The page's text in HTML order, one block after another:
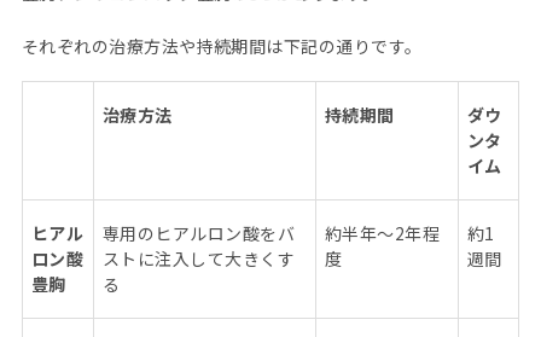
それぞれの治療方法や持続期間は下記の通りです。
治療方法 持続期間
ダウ
ンタ
イム
ヒアル
ロン酸
豊胸
専用のヒアルロン酸をバ
ストに注入して大きくす
る
約半年～2年程
度
約1
週間